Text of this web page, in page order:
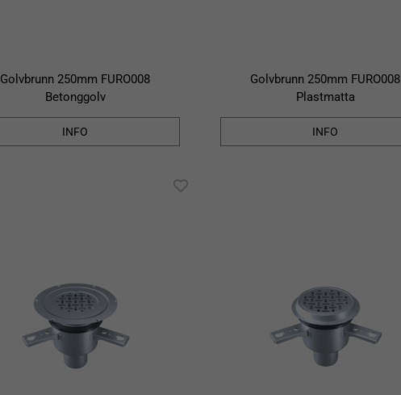
Golvbrunn 250mm FURO008
Betonggolv
INFO
Golvbrunn 250mm FURO008
Plastmatta
INFO